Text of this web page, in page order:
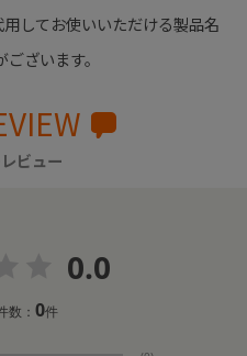
してお使いいただける製品名
ざいます。
ビュー
0.0
数：0件